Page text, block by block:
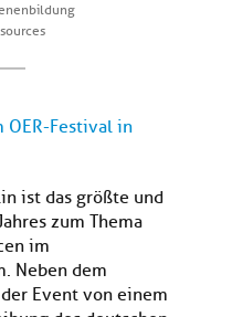
OER-Festival in
ist das größte und
zum Thema
im
Neben dem
Event von einem